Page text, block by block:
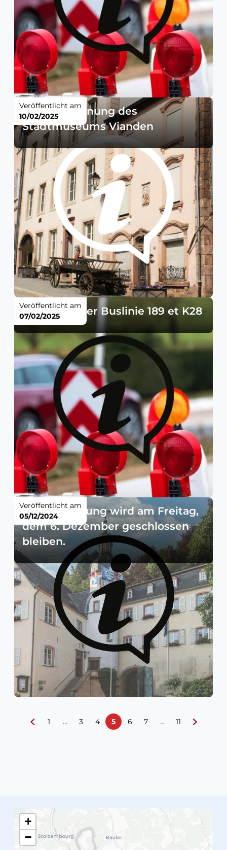
Sondereröffnung des
Stadtmuseums Vianden
Veröffentlicht am
10/02/2025
Änderung der Buslinie 189 et K28
Veröffentlicht am
07/02/2025
Die Verwaltung wird am Freitag,
dem 6. Dezember geschlossen
bleiben.
Veröffentlicht am
05/12/2024
1 … 3 4 5 6 7 … 11
+
−